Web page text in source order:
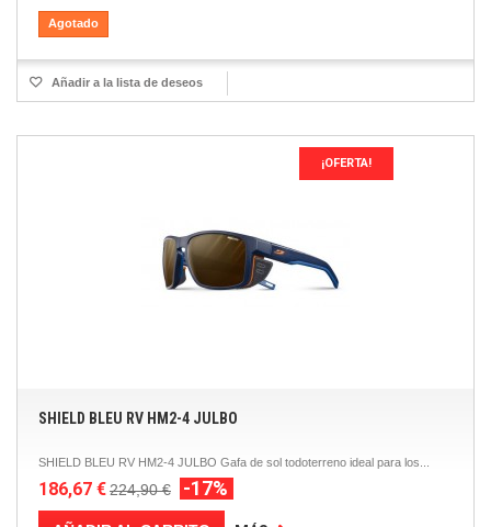
Agotado
Añadir a la lista de deseos
¡OFERTA!
SHIELD BLEU RV HM2-4 JULBO
SHIELD BLEU RV HM2-4 JULBO Gafa de sol todoterreno ideal para los...
186,67 €224,90 € -17%